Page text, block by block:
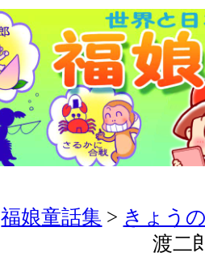
福娘童話集 > きょう
渡二